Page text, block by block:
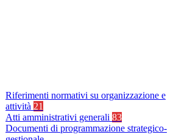
Riferimenti normativi su organizzazione e
attività 21
Atti amministrativi generali 83
Documenti di programmazione strategico-